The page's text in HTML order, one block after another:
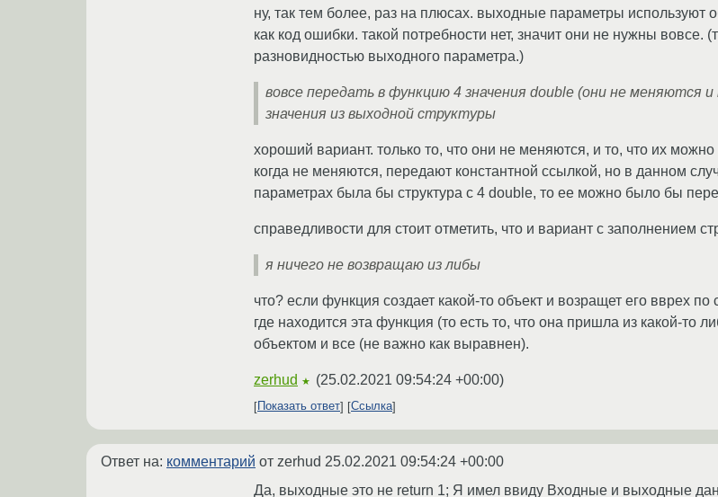
ну, так тем более, раз на плюсах. выходные параметры используют
как код ошибки. такой потребности нет, значит они не нужны вовсе.
разновидностью выходного параметра.)
вовсе передать в функцию 4 значения double (они не меняются
значения из выходной структуры
хороший вариант. только то, что они не меняются, и то, что их
когда не меняются, передают константной ссылкой, но в данном
параметрах была бы структура с 4 double, то ее можно было бы
справедливости для стоит отметить, что и вариант с заполнением
я ничего не возвращаю из либы
что? если функция создает какой-то объект и возращет его вврех
где находится эта функция (то есть то, что она пришла из какой-то
объектом и все (не важно как выравнен).
zerhud ★ (25.02.2021 09:54:24 +00:00)
Показать ответ Ссылка
Ответ на: комментарий от zerhud 25.02.2021 09:54:24 +00:00
Да, выходные это не return 1; Я имел ввиду Входные и выходные